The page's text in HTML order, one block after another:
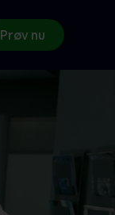
Prøv nu